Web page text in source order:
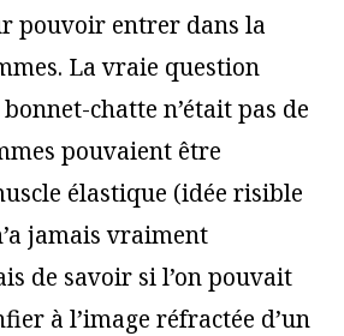
pouvoir entrer dans la
La vraie question
chatte n’était pas de
pouvaient être
élastique (idée risible
jamais vraiment
de savoir si l’on pouvait
à l’image réfractée d’un